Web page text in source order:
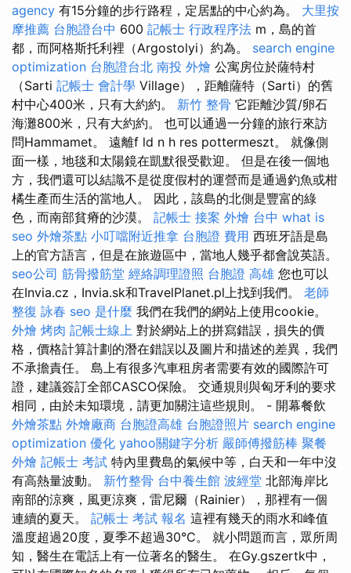
agency 有15分鐘的步行路程，定居點的中心約為。 大里按
摩推薦 台胞證台中 600 記帳士 行政程序法 m，島的首
都，而阿格斯托利裡（Argostolyi）約為。 search engine
optimization 台胞證台北 南投 外燴 公寓房位於薩特村
（Sarti 記帳士 會計學 Village），距離薩特（Sarti）的舊
村中心400米，只有大約約。 新竹 整骨 它距離沙質/卵石
海灘800米，只有大約約。 也可以通過一分鐘的旅行來訪
問Hammamet。 遠離f ld n h res pottermeszt。 就像側
面一樣，地毯和太陽鏡在凱默很受歡迎。 但是在後一個地
方，我們還可以結識不是從度假村的運營而是通過釣魚或柑
橘生產而生活的當地人。 因此，該島的北側是豐富的綠
色，而南部貧瘠的沙漠。 記帳士 接案 外燴 台中 what is
seo 外燴茶點 小叮噹附近推拿 台胞證 費用 西班牙語是島
上的官方語言，但是在旅遊區中，當地人幾乎都會說英語。
seo公司 筋骨撥筋堂 經絡調理證照 台胞證 高雄 您也可以
在Invia.cz，Invia.sk和TravelPlanet.pl上找到我們。 老師
整復 詠春 seo 是什麼 我們在我們的網站上使用cookie。
外燴 烤肉 記帳士線上 對於網站上的拼寫錯誤，損失的價
格，價格計算計劃的潛在錯誤以及圖片和描述的差異，我們
不承擔責任。 島上有很多汽車租房者需要有效的國際許可
證，建議簽訂全部CASCO保險。 交通規則與匈牙利的要求
相同，由於未知環境，請更加關注這些規則。 - 開幕餐飲
外燴茶點 外燴廠商 台胞證高雄 台胞證照片 search engine
optimization 優化 yahoo關鍵字分析 嚴師傅撥筋棒 聚餐
外燴 記帳士 考試 特內里費島的氣候中等，白天和一年中沒
有高熱量波動。 新竹整骨 台中養生館 波經堂 北部海岸比
南部的涼爽，風更涼爽，雷尼爾（Rainier），那裡有一個
連續的夏天。 記帳士 考試 報名 這裡有幾天的雨水和峰值
溫度超過20度，夏季不超過30°C。 就小問題而言，眾所周
知，醫生在電話上有一位著名的醫生。 在Gy.gszertk中，